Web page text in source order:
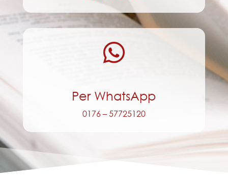

Per WhatsApp
0176 – 57725120